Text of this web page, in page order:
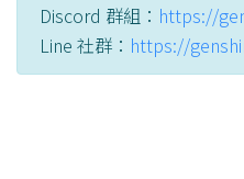
Discord 群組： https://
Line 社群： https://